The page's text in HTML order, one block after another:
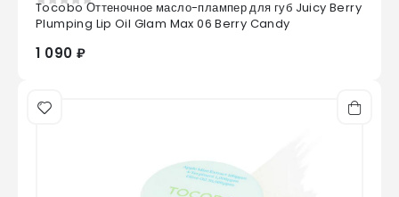
0 из 5
Tocobo Оттеночное масло-плампер для губ Juicy Berry
Plumping Lip Oil Glam Max 06 Berry Candy
1 090 ₽